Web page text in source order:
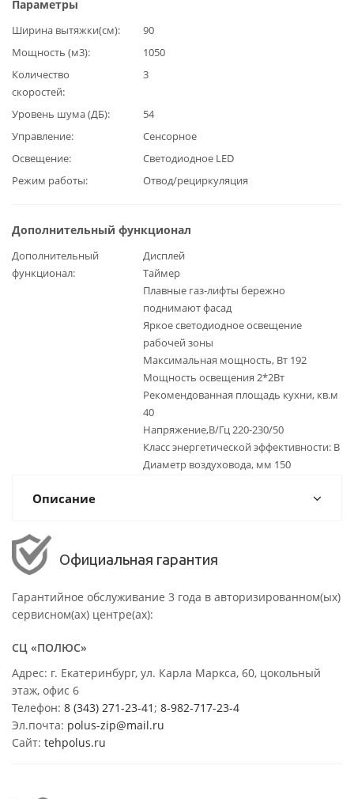
Параметры
Ширина вытяжки(см)
90
Мощность (м3)
1050
Количество
скоростей
3
Уровень шума (ДБ)
54
Управление
Сенсорное
Освещение
Светодиодное LED
Режим работы
Отвод/рециркуляция
Дополнительный функционал
Дополнительный
функционал
Дисплей
Таймер
Плавные газ-лифты бережно
поднимают фасад
Яркое светодиодное освещение
рабочей зоны
Максимальная мощность, Вт 192
Мощность освещения 2*2Вт
Рекомендованная площадь кухни, кв.м
40
Напряжение,В/Гц 220-230/50
Класс энергетической эффективности: B
Диаметр воздуховода, мм 150
Описание
Официальная гарантия
Гарантийное обслуживание 3 года в авторизированном(ых)
сервисном(ах) центре(ах):
СЦ «ПОЛЮС»
Адрес: г. Екатеринбург, ул. Карла Маркса, 60, цокольный
этаж, офис 6
Телефон: 8 (343) 271-23-41 ; 8-982-717-23-4
Эл.почта: polus-zip@mail.ru
Сайт: tehpolus.ru